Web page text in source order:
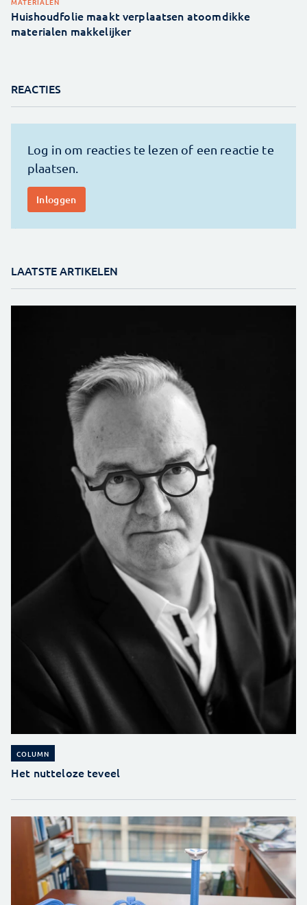
Huishoudfolie maakt verplaatsen atoomdikke
materialen makkelijker
REACTIES
LAATSTE ARTIKELEN
COLUMN
Het nutteloze teveel